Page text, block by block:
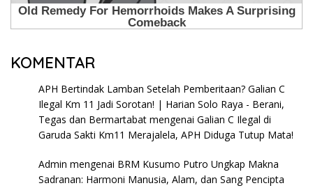
KOMENTAR
APH Bertindak Lamban Setelah Pemberitaan? Galian C
Ilegal Km 11 Jadi Sorotan! | Harian Solo Raya - Berani,
Tegas dan Bermartabat mengenai Galian C Ilegal di
Garuda Sakti Km11 Merajalela, APH Diduga Tutup Mata!
Admin mengenai BRM Kusumo Putro Ungkap Makna
Sadranan: Harmoni Manusia, Alam, dan Sang Pencipta